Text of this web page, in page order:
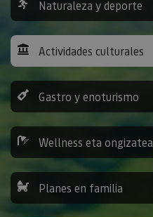
Naturaleza y deporte
Actividades culturales
Gastro y enoturismo
Wellness eta ongizatea
Planes en familia